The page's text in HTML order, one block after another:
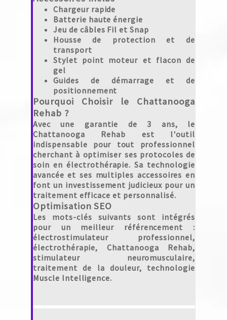
Chargeur rapide
Batterie haute énergie
Jeu de câbles Fil et Snap
Housse de protection et de
transport
Stylet point moteur et flacon de
gel
Guides de démarrage et de
positionnement
Pourquoi Choisir le Chattanooga
Rehab ?
Avec une garantie de 3 ans, le
Chattanooga Rehab est l'outil
indispensable pour tout professionnel
cherchant à optimiser ses protocoles de
soin en électrothérapie. Sa technologie
avancée et ses multiples accessoires en
font un investissement judicieux pour un
traitement efficace et personnalisé.
Optimisation SEO
Les mots-clés suivants sont intégrés
pour un meilleur référencement :
électrostimulateur professionnel,
électrothérapie, Chattanooga Rehab,
stimulateur neuromusculaire,
traitement de la douleur, technologie
Muscle Intelligence.